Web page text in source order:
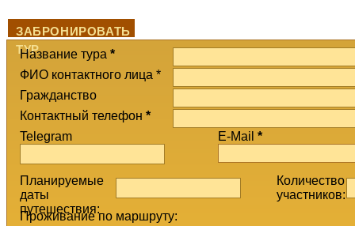
ЗАБРОНИРОВАТЬ
ТУР
Название тура *
ФИО контактного лица *
Гражданство
Контактный телефон *
Telegram
E-Mail *
Планируемые
даты
путешествия:
Количество
участников:
Проживание по маршруту: